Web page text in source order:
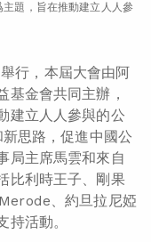
題，旨在推動建立人人參
行，本屆大會由阿
基金會共同主辦，
建立人人參與的公
思路，促進中國公
局主席馬雲和來自
比利時王子、剛果
、約旦拉尼婭
活動。